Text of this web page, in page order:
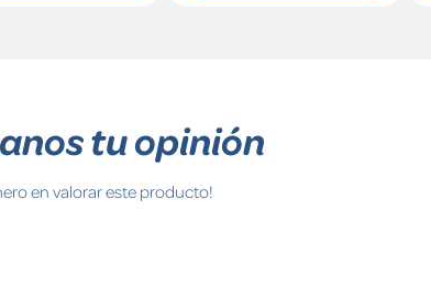
tu opinión
en valorar este producto!